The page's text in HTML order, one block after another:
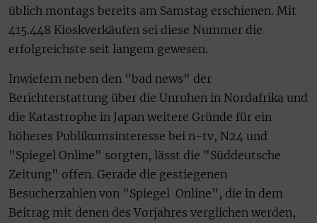
üblich montags bereits am Samstag erschienen. Mit
415.448 Kioskverkäufen sei diese Nummer die
erfolgreichste seit langem gewesen.
Inwiefern neben den "bad news" der
Berichterstattung über die Unruhen in Nordafrika und
die Katastrophe in Japan weitere Gründe für ein
höheres Publikumsinteresse bei n-tv, N24 und
"Spiegel Online" sorgten, lässt die "Süddeutsche
Zeitung" offen. Gerade die gestiegenen
Besucherzahlen von "Spiegel Online", die in dem
Beitrag mit denen des Vorjahres verglichen werden,